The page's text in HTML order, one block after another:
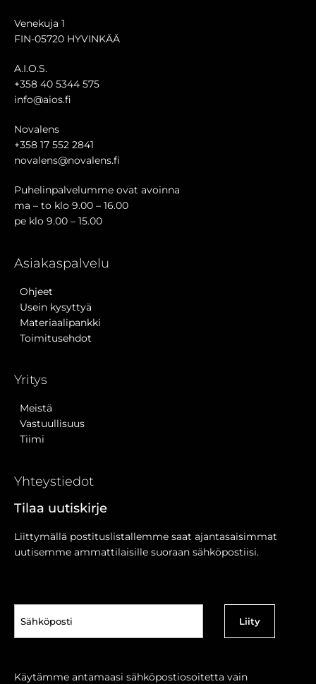
Venekuja 1
FIN-05720 HYVINKÄÄ
A.I.O.S.
+358 40 5344 575
info@aios.fi
Novalens
+358 17 552 2841
novalens@novalens.fi
Puhelinpalvelumme ovat avoinna
ma – to klo 9.00 – 16.00
pe klo 9.00 – 15.00
Asiakaspalvelu
Ohjeet
Usein kysyttyä
Materiaalipankki
Toimitusehdot
Yritys
Meistä
Vastuullisuus
Tiimi
Yhteystiedot
Tilaa uutiskirje
Liittymällä postituslistallemme saat ajantasaisimmat
uutisemme ammattilaisille suoraan sähköpostiisi.
(Pakollinen)
Käytämme antamaasi sähköpostiosoitetta vain